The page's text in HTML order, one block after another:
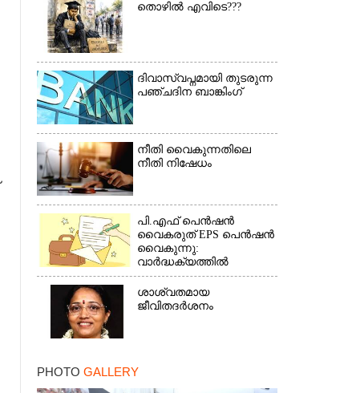
തൊഴിൽ എവിടെ???
ദിവാസ്വപ്നമായി തുടരുന്ന
പഞ്ചദിന ബാങ്കിംഗ്
നീതി വൈകുന്നതിലെ
നീതി നിഷേധം
പി.എഫ് പെൻഷൻ
വൈകരുത് EPS പെൻഷൻ
വൈകുന്നു:
വാർദ്ധക്യത്തിൽ
പെൻഷൻകാർ
ബുദ്ധിമുട്ടിൽ*(കത്ത്)
ശാശ്വതമായ
ജീവിതദർശനം
PHOTO GALLERY
×